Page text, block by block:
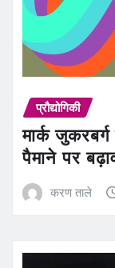
प्रौद्योगिकी
मार्क
पैमाने पर
करण ताले